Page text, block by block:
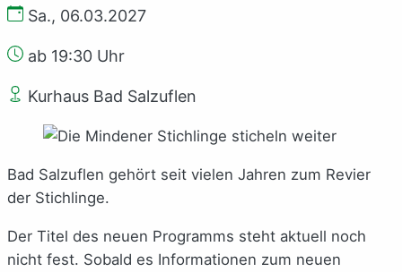
Sa., 06.03.2027
ab 19:30 Uhr
Kurhaus Bad Salzuflen
Bad Salzuflen gehört seit vielen Jahren zum Revier
der Stichlinge.
Der Titel des neuen Programms steht aktuell noch
nicht fest. Sobald es Informationen zum neuen